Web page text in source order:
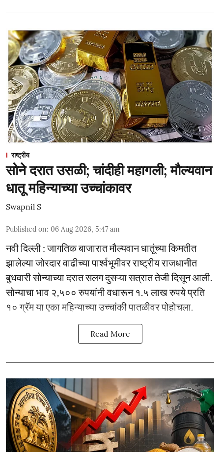
राष्ट्रीय
सोने दरात उसळी; चांदीही महागली; मौल्यवान
धातू महिन्याच्या उच्चांकावर
Swapnil S
Published on: 06 Aug 2026, 5:47 am
नवी दिल्ली : जागतिक बाजारात मौल्यवान धातूंच्या किमतीत
झालेल्या जोरदार वाढीच्या पार्श्वभूमीवर राष्ट्रीय राजधानीत
बुधवारी सोन्याच्या दरात सलग दुसऱ्या सत्रात तेजी दिसून आली.
सोन्याचा भाव २,५०० रुपयांनी वधारून १.५ लाख रुपये प्रति
१० ग्रॅम या एका महिन्याच्या उच्चांकी पातळीवर पोहोचला.
Read More